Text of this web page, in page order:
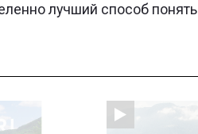
лучший способ понять